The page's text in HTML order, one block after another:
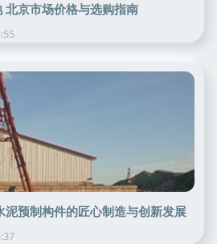
北京市场价格与选购指南
预制构件的匠心制造与创新发展